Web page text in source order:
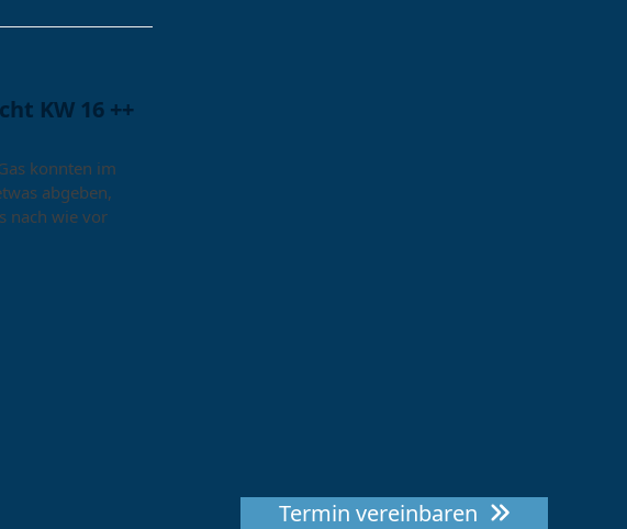
KW 16 ++
konnten im
abgeben,
nach wie vor
Termin vereinbaren